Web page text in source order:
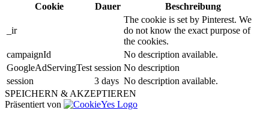
Cookie
Dauer Beschreibung
_ir
The cookie is set by Pinterest. We
do not know the exact purpose of
the cookies.
campaignId
No description available.
GoogleAdServingTest session No description
session
3 days No description available.
SPEICHERN & AKZEPTIEREN
Präsentiert von